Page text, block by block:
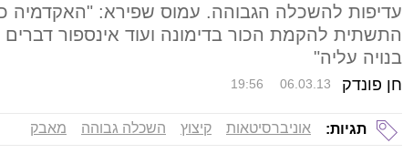
עדיפות להשכלה הגבוהה. עמוס שפירא: "האקדמיה
התשתית להקמת הכור בדימונה ועוד אינספור
בנויה עליה"
חן פונדק 19:56 06.03.13
תגיות: אוניברסיטאות קיצוץ השכלה גבוהה מאבק